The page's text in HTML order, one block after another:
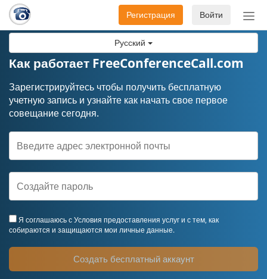
Русский
Войти
Регистрация
Как работает FreeConferenceCall.com
Зарегистрируйтесь чтобы получить бесплатную
учетную запись и узнайте как начать свое первое
совещание сегодня.
Я соглашаюсь сУсловия предоставления услуги с тем, как
собираются и защищаются мои личные данные.
Создать бесплатный аккаунт